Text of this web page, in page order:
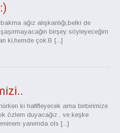
ağız alışkanlığı,belki de
birşey söyleyeceğim
ki,hemde çok.B [...]
ki hafifleyecek ama birbirimize
özlem duyacağız , ve keşke
yanımda ols [...]